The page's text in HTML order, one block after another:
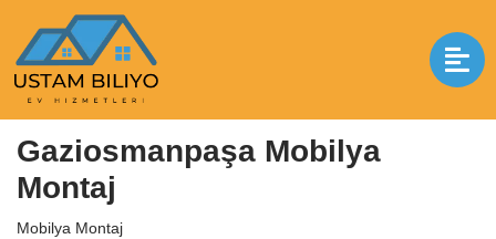
İçeriğe
geç
Anasayfa|Mobilya Montaj
Gaziosmanpaşa Mobilya
Montaj
Mobilya Montaj